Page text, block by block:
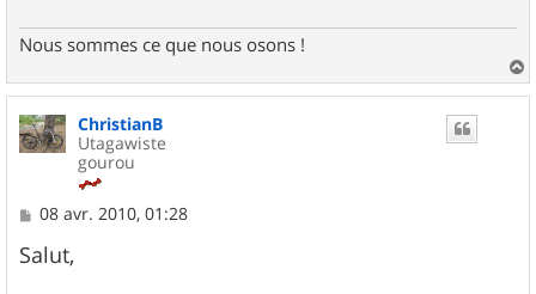
Nous sommes ce que nous osons !
a
ChristianB
Utagawiste
gourou
M
s
s
08 avr. 2010, 01:28
Salut,